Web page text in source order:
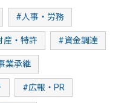
#人事・労務
産・特許 #資金調達
業承継
#広報・PR